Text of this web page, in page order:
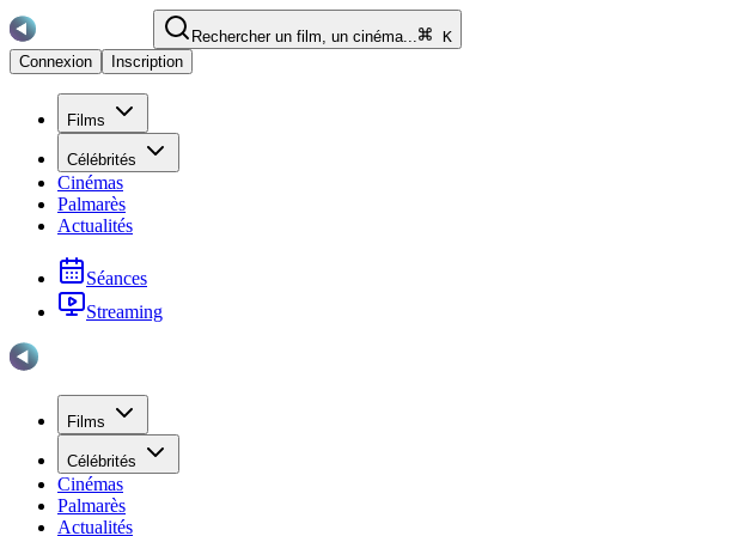
Rechercher un film, un cinéma...
K
Connexion
Inscription
Films
Célébrités
Cinémas
Palmarès
Actualités
Séances
Streaming
Films
Célébrités
Cinémas
Palmarès
Actualités